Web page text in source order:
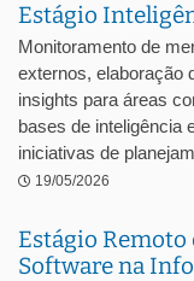
Estágio
Monitoramento de
externos, elaboração
insights para áreas
bases de inteligência
iniciativas de
19/05/2026
Estágio
Software na